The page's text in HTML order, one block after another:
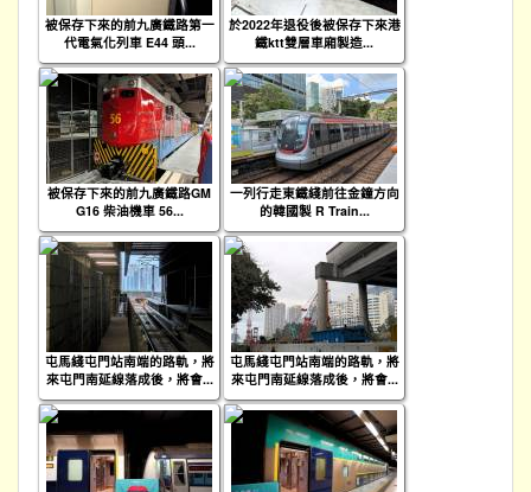
被保存下來的前九廣鐵路第一
代電氣化列車 E44 頭...
於2022年退役後被保存下來港
鐵ktt雙層車廂製造...
被保存下來的前九廣鐵路GM
G16 柴油機車 56...
一列行走東鐵綫前往金鐘方向
的韓國製 R Train...
屯馬綫屯門站南端的路軌，將
來屯門南延線落成後，將會...
屯馬綫屯門站南端的路軌，將
來屯門南延線落成後，將會...